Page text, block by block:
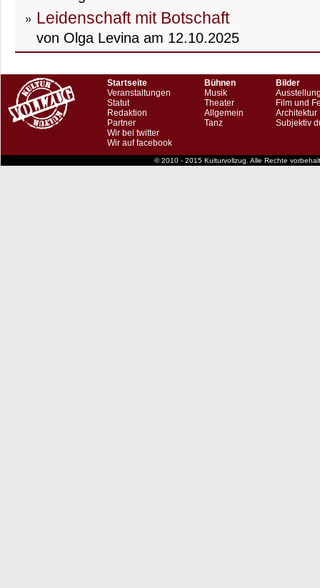
Leidenschaft mit Botschaft
von Olga Levina am 12.10.2025
Startseite
Veranstaltungen
Statut
Redaktion
Partner
Wir bei twitter
Wir auf facebook
Bühnen
Musik
Theater
Allgemein
Tanz
Bilder
Film und
Architektur
Subjektiv
© 2010 - 2015 Kulturvollzug. Alle Rechte